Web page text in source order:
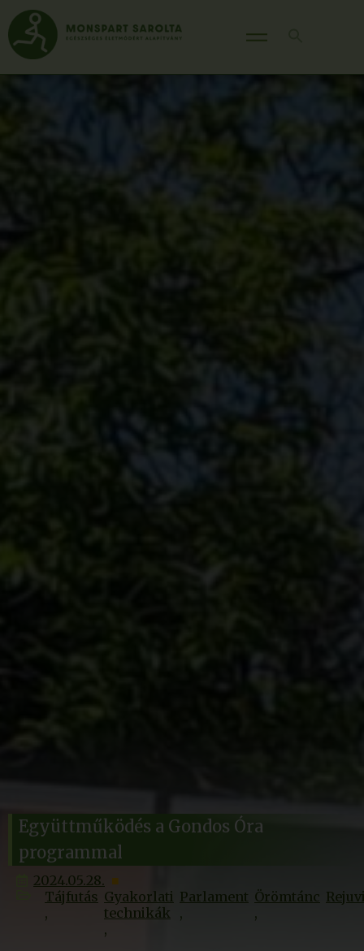
Együttműködés a Gondos Óra
programmal
2024.05.28.
Tájfutás Gyakorlati
technikák
Parlament Örömtánc